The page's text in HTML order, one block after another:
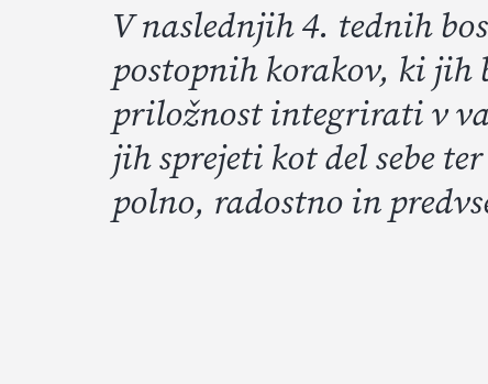
V naslednjih 4. tednih
postopnih korakov, ki jih
priložnost integrirati v
jih sprejeti kot del sebe
polno, radostno in